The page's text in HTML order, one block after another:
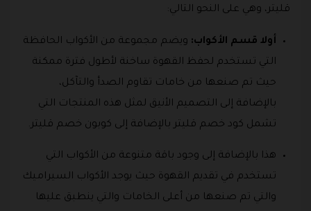
قليتر، وهي على النحو التالي:
أولا قسم الأكواب: ويضم مجموعة من الأكواب الحافظة
التي تستخدم لحفظ القهوة ساخنة لأطول فترة ممكنة
حيث تم صنعها من خامات تقاوم الصدأ والتآكل،
بالإضافة إلى التصميم الأنيق لمثل هذه المنتجات التي
تشمل كود خصم قليتر بالإضافة إلى كوبون خصم قليتر.
هذا بالإضافة إلى وجود باقة متنوعة من الأكواب التي
تستخدم في تقديم القهوة حيث يوجد الأكواب السيراميك
والتي تم صنعها من أعلى الخامات والتي ينطبق عليها